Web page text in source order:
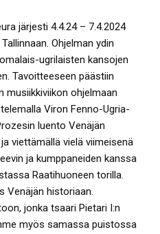
järjesti 4.4.24 – 7.4.2024
Ohjelman ydin
ugrilaisten kansojen
Tavoitteeseen päästiin
musiikkiviikon ohjelmaan
Viron Fenno-Ugria-
luento Venäjän
viettämällä vielä viimeisenä
ja kumppaneiden kanssa
Raatihuoneen torilla.
Venäjän historiaan.
jonka tsaari Pietari I:n
myös samassa puistossa